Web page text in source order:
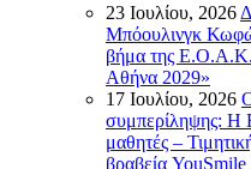
23 Ιουλίου, 2026
Μπόουλινγκ
βήμα της Ε.Ο.Α.Κ.
Αθήνα 2029»
17 Ιουλίου, 2026
συμπερίληψης: Η
μαθητές –
βραβεία